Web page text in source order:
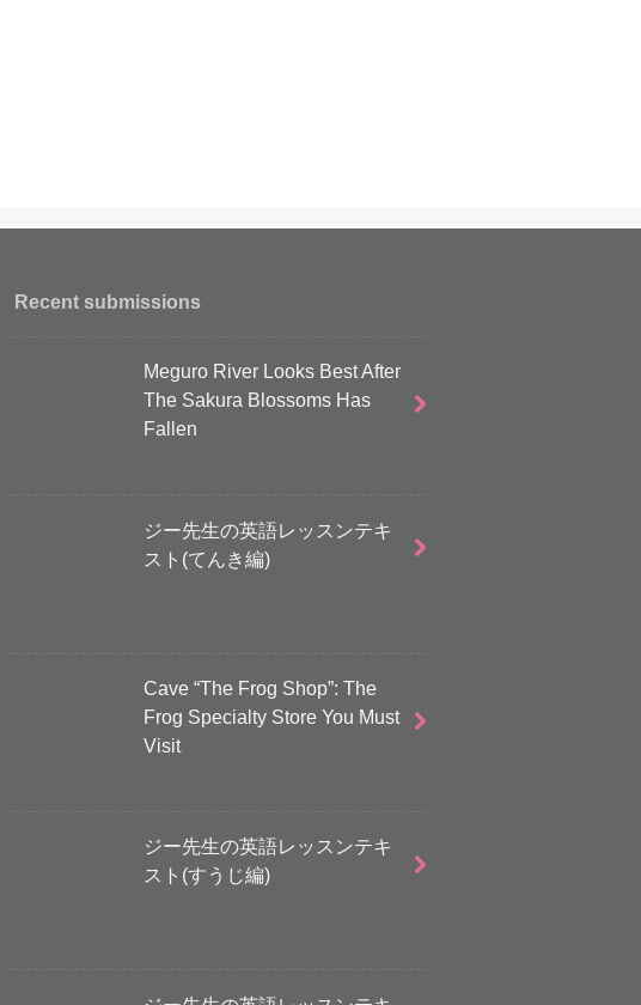
Recent submissions
Meguro River Looks Best After
The Sakura Blossoms Has
Fallen
ジー先生の英語レッスンテキ
スト(てんき編)
Cave “The Frog Shop”: The
Frog Specialty Store You Must
Visit
ジー先生の英語レッスンテキ
スト(すうじ編)